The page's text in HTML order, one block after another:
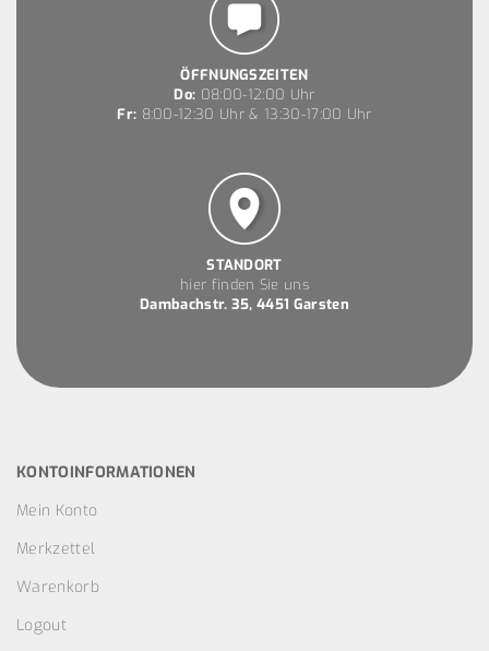
ÖFFNUNGSZEITEN
Do: 08:00-12:00 Uhr
Fr: 8:00-12:30 Uhr & 13:30-17:00 Uhr
STANDORT
hier finden Sie uns
Dambachstr. 35, 4451 Garsten
KONTOINFORMATIONEN
Mein Konto
Merkzettel
Warenkorb
Logout